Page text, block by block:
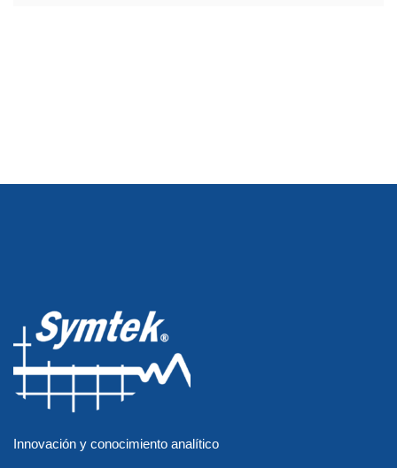
Innovación y conocimiento analítico